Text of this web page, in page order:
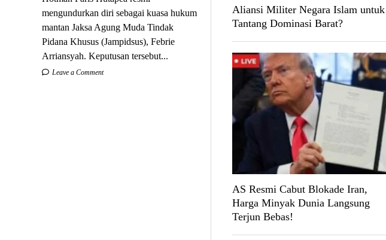
mengundurkan diri sebagai kuasa hukum
mantan Jaksa Agung Muda Tindak
Pidana Khusus (Jampidsus), Febrie
Arriansyah. Keputusan tersebut...
Leave a Comment
Aliansi Militer Negara Islam untuk
Tantang Dominasi Barat?
AS Resmi Cabut Blokade Iran,
Harga Minyak Dunia Langsung
Terjun Bebas!